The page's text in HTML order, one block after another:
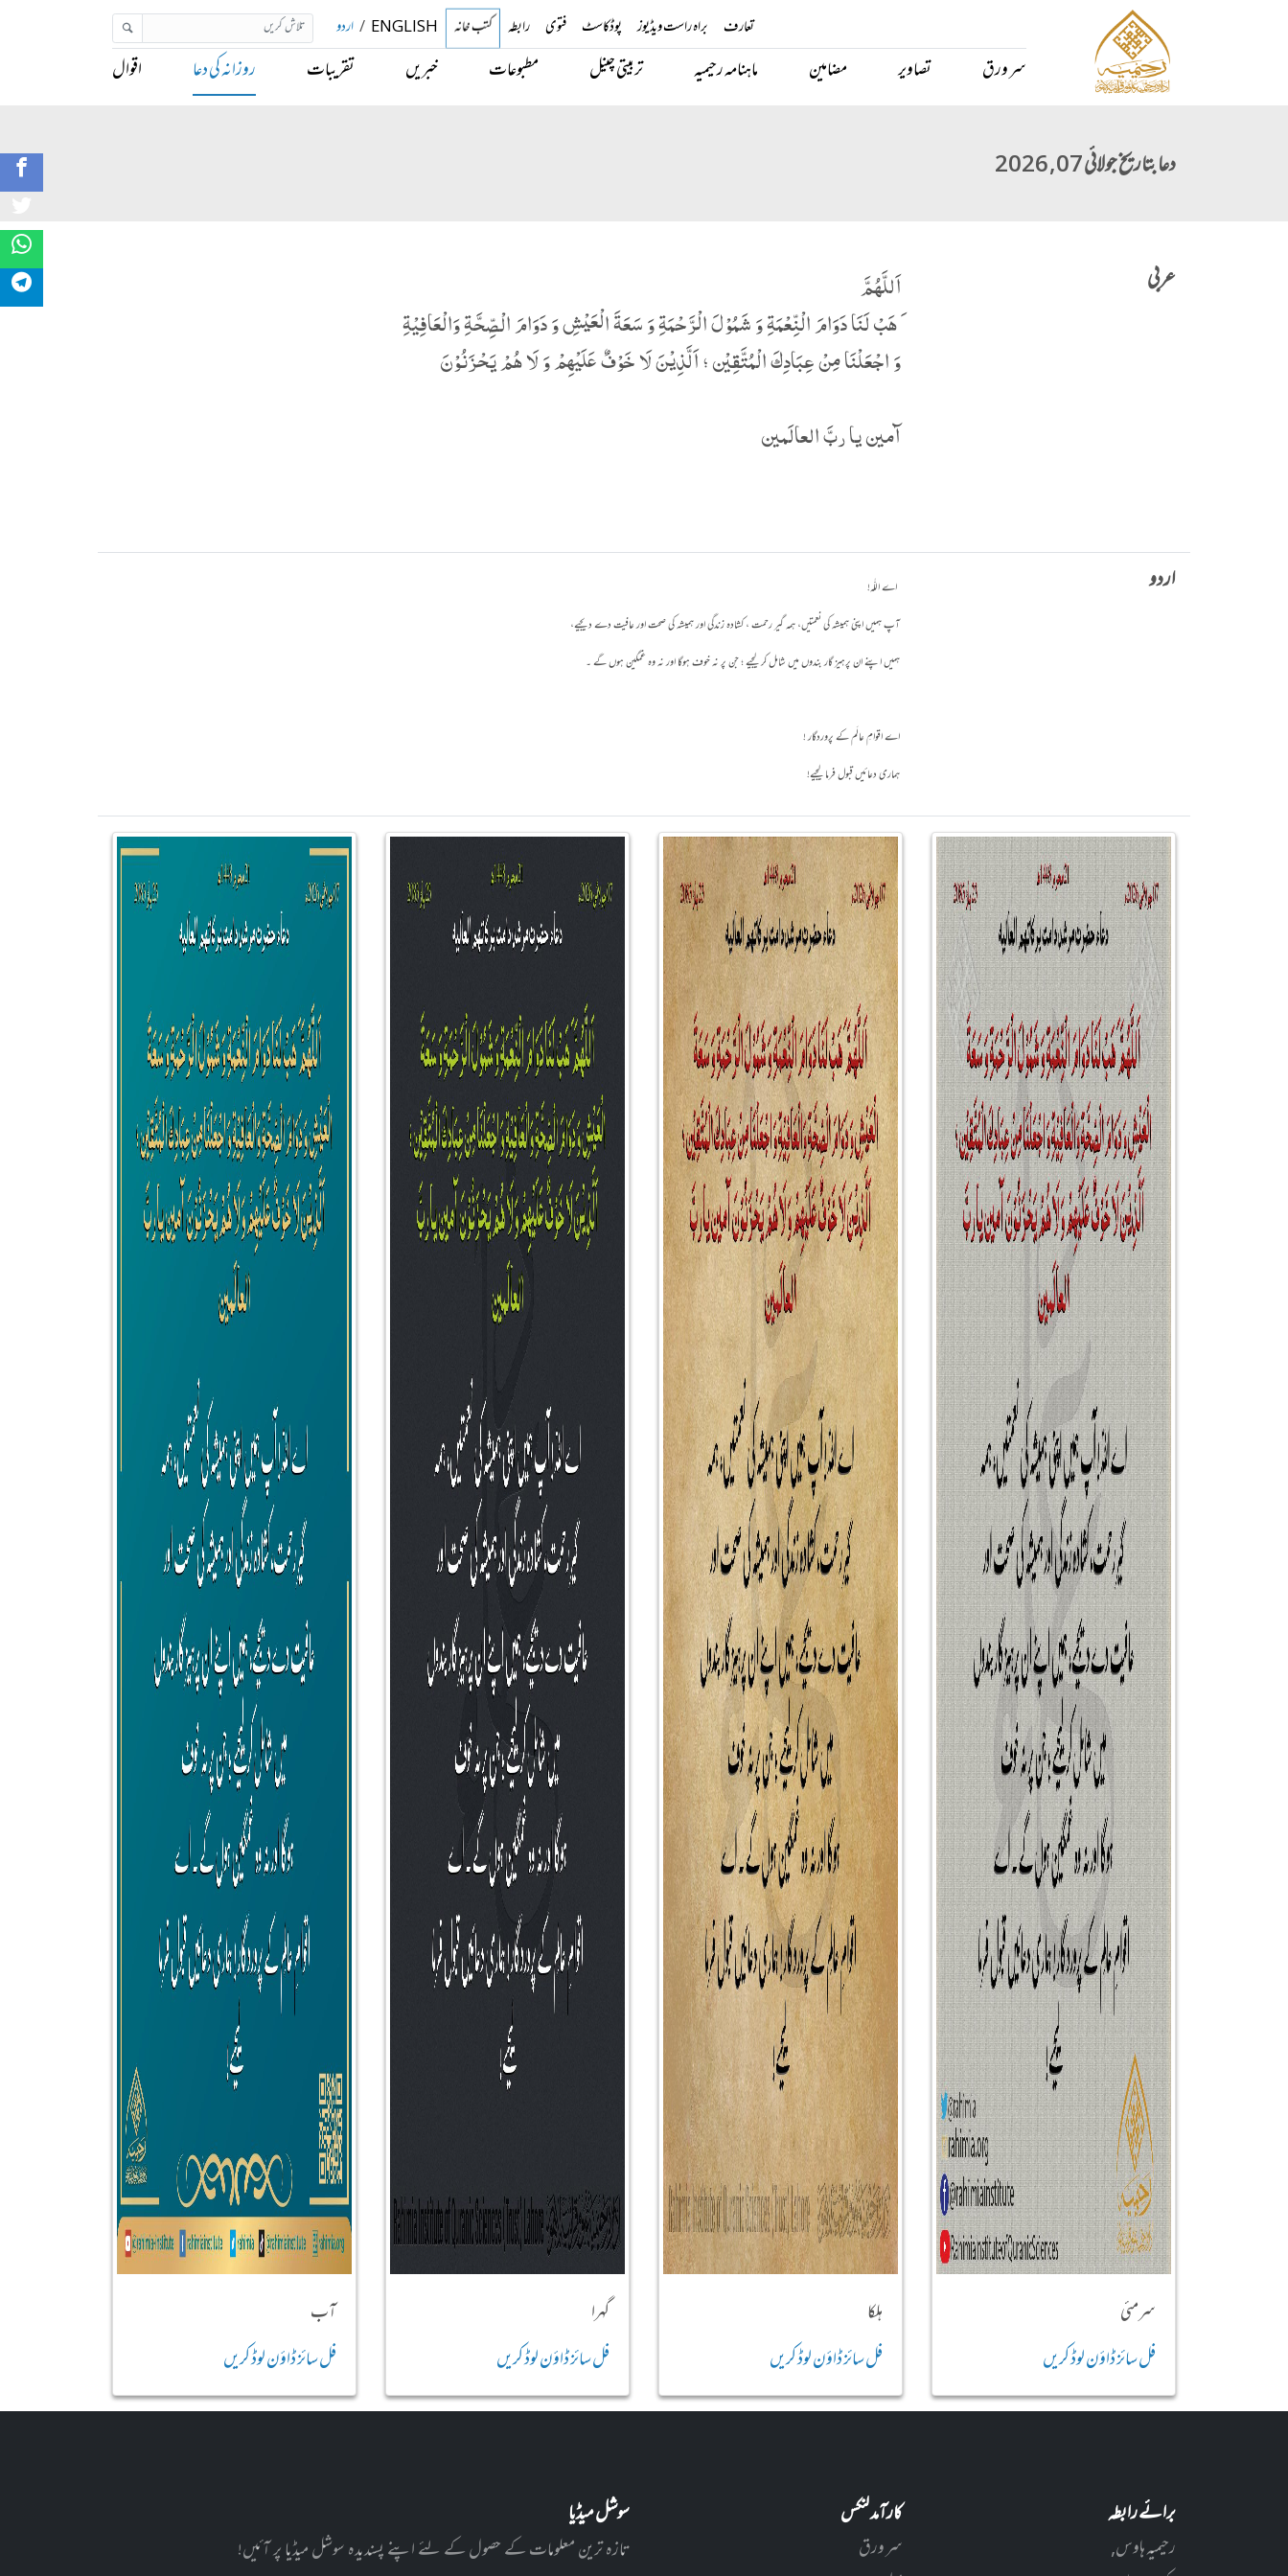
تعارف براہ راست ویڈیوز پوڈکاسٹ فتوی رابطہ کتب خانہ ENGLISH
/ اردو
سر ورق تصاویر مضامین ماہنامہ رحیمیہ تربیتی چینل مطبوعات خبریں تقریبات روزانہ کی دعا اقوال
دعا بتاریخ جولائی 07, 2026
عربی
اَللَّهُمَّ
َ ھَبْ لَنَا دَوَامَ الْنِّعْمَةِ وَ شَمُوْلَ الْرَّحْمَةِ وَ سَعَةَ الْعَیْشِ وَ دَوَامَ الْصِّحَّةِ وَالْعَافِیْةِ
وَ اجْعَلْنَا مِنْ عِبَادِكَ الْمُتَّقِیْن ؛ اَلَّذِیْنَ لَا خَوْفٌ عَلَیْھِمْ وَ لَا ھُمْ یَحْزَنُوْنَ
آمين يا ربَّ العالَمين
اردو
اے اللّٰہ!
آپ ہمیں اپنی ہمیشہ کی نعمتیں، ہمہ گیر رحمت ، کشادہ زندگی اور ہمیشہ کی صحت اور عافیت دے دیجیے،
ہمیں اپنے ان پرہیز گار بندوں میں شامل کر لیجیے ؛ جن پر نہ خوف ہوگا اور نہ وہ غمگین ہوں گے ۔
اے اقوامِ عالَم کے پروردگار !
ہماری دعائیں قبول فرما لیجیے!
سرمئی
فل سائز ڈاؤن لوڈ کریں
ہلکا
فل سائز ڈاؤن لوڈ کریں
گہرا
فل سائز ڈاؤن لوڈ کریں
آب
فل سائز ڈاؤن لوڈ کریں
برائے رابطہ
رحیمیہ ہاوس,
کارآمد لنکس
سر ورق
سوشل میڈیا
تازہ ترین معلومات کے حصول کے لئے اپنے پسندیدہ سوشل میڈیا پر آئیں!